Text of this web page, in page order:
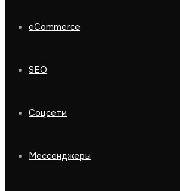
eCommerce
SEO
Соцсети
Мессенджеры